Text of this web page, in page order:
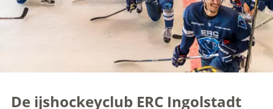
De ijshockeyclub ERC Ingolstadt